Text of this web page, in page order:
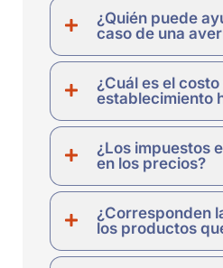
¿Quién puede
caso de una
¿Cuál es el
establecimiento
¿Los impuestos
en los precios?
¿Corresponden
los productos